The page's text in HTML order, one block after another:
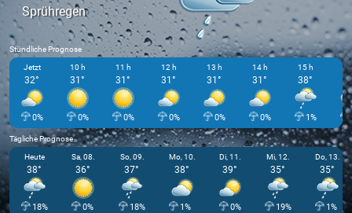
Sprühregen
Stündliche Prognose
Jetzt
32°
0%
10 h
31°
0%
11 h
31°
0%
12 h
31°
0%
13 h
31°
0%
14 h
31°
0%
15 h
38°
1%
Tägliche Prognose
Heute
38°
18%
Sa, 08.
36°
0%
So, 09.
37°
18%
Mo, 10.
38°
1%
Di, 11.
39°
0%
Mi, 12.
35°
19%
Do, 13.
35°
1%